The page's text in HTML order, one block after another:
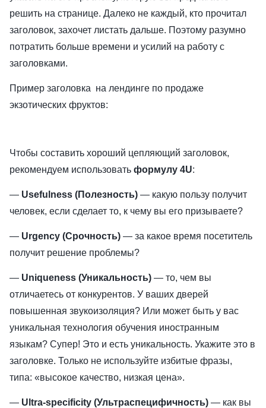
решить на странице. Далеко не каждый, кто прочитал
заголовок, захочет листать дальше. Поэтому разумно
потратить больше времени и усилий на работу с
заголовками.
Пример заголовка на лендинге по продаже
экзотических фруктов:
Чтобы составить хороший цепляющий заголовок,
рекомендуем использовать формулу 4U:
— Usefulness (Полезность) — какую пользу получит
человек, если сделает то, к чему вы его призываете?
— Urgency (Срочность) — за какое время посетитель
получит решение проблемы?
— Uniqueness (Уникальность) — то, чем вы
отличаетесь от конкурентов. У ваших дверей
повышенная звукоизоляция? Или может быть у вас
уникальная технология обучения иностранным
языкам? Супер! Это и есть уникальность. Укажите это в
заголовке. Только не используйте избитые фразы,
типа: «высокое качество, низкая цена».
— Ultra-specificity (Ультраспецифичность) — как вы